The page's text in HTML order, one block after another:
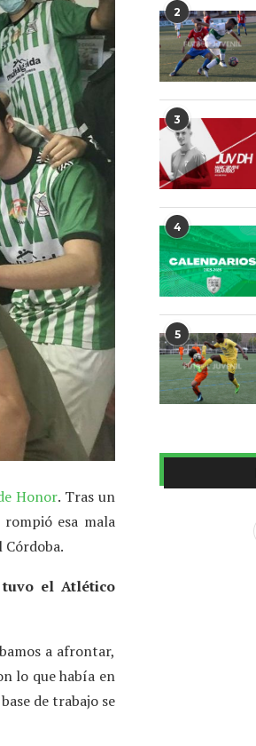
Honor. Tras un
esa mala
tuvo el Atlético
a afrontar,
lo que había en
de trabajo se
2
3
4
5